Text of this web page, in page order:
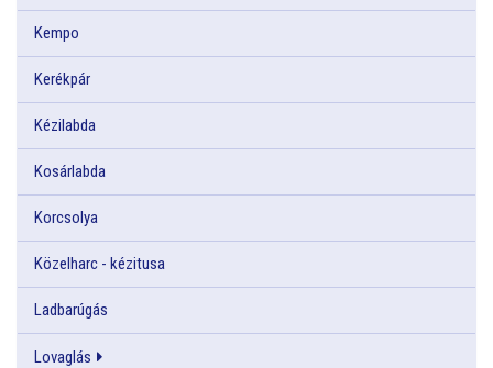
Kempo
Kerékpár
Kézilabda
Kosárlabda
Korcsolya
Közelharc - kézitusa
Ladbarúgás
Lovaglás